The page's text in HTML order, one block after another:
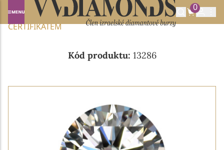
0
Domů NABÍDKA DIAMANTŮ
0.55CT I/VVS1 S GIA
CERTIFIKÁTEM
Kód produktu: 13286